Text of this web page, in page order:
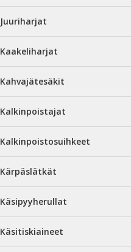
Juuriharjat
Kaakeliharjat
Kahvajätesäkit
Kalkinpoistajat
Kalkinpoistosuihkeet
Kärpäslätkät
Käsipyyherullat
Käsitiskiaineet